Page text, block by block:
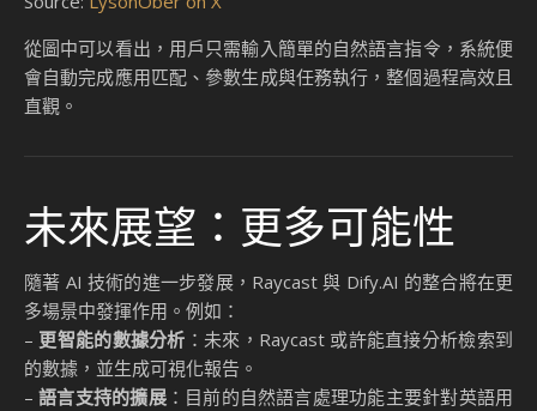
從圖中可以看出，用戶只需輸入簡單的自然語言指令，系統便
會自動完成應用匹配、參數生成與任務執行，整個過程高效且
直觀。
未來展望：更多可能性
隨著 AI 技術的進一步發展，Raycast 與 Dify.AI 的整合將在更
多場景中發揮作用。例如：
– 更智能的數據分析 ：未來，Raycast 或許能直接分析檢索到
的數據，並生成可視化報告。
–語言支持的擴展：目前的自然語言處理功能主要針對英語用